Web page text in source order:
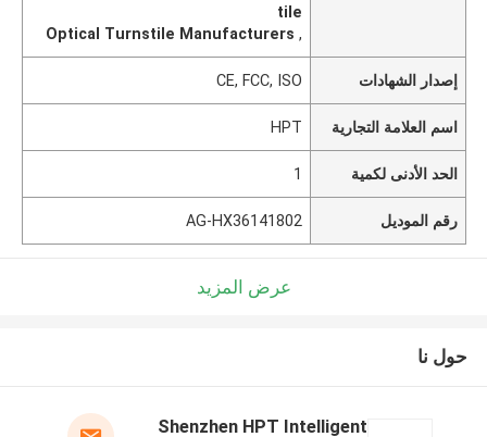
tile
,
Optical Turnstile Manufacturers
إصدار الشهادات CE, FCC, ISO
اسم العلامة التجارية HPT
الحد الأدنى لكمية 1
رقم الموديل AG-HX36141802
عرض المزيد
حول نا
Shenzhen HPT Intelligent